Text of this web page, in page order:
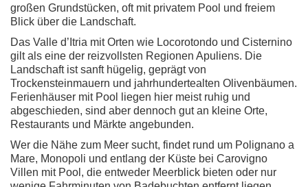
großen Grundstücken, oft mit privatem Pool und freiem
Blick über die Landschaft.
Das Valle d’Itria mit Orten wie Locorotondo und Cisternino
gilt als eine der reizvollsten Regionen Apuliens. Die
Landschaft ist sanft hügelig, geprägt von
Trockensteinmauern und jahrhundertealten Olivenbäumen.
Ferienhäuser mit Pool liegen hier meist ruhig und
abgeschieden, sind aber dennoch gut an kleine Orte,
Restaurants und Märkte angebunden.
Wer die Nähe zum Meer sucht, findet rund um Polignano a
Mare, Monopoli und entlang der Küste bei Carovigno
Villen mit Pool, die entweder Meerblick bieten oder nur